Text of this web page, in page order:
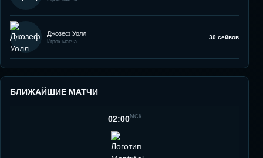
Джозеф Уолл
Игрок матча
30 сейвов
БЛИЖАЙШИЕ МАТЧИ
02:00МСК